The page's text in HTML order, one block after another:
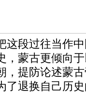
这段过往当作
，蒙古更倾向
，提防论述蒙
了退换自己历